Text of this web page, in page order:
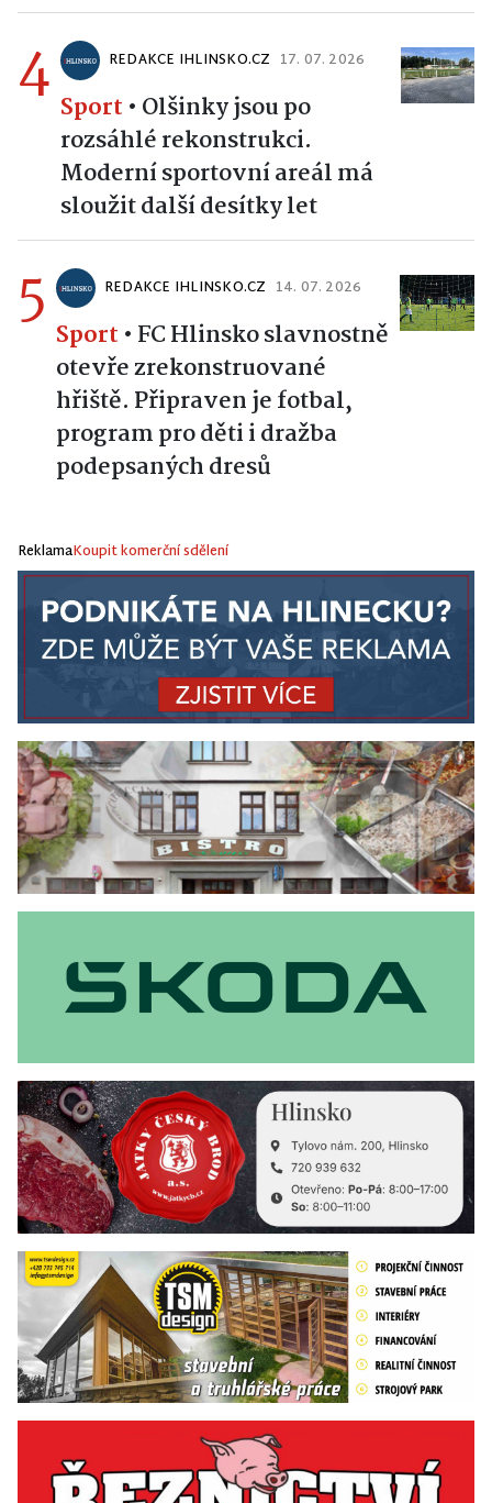
4 REDAKCE IHLINSKO.CZ 17. 07. 2026
Sport • Olšinky jsou po
rozsáhlé rekonstrukci.
Moderní sportovní areál má
sloužit další desítky let
5 REDAKCE IHLINSKO.CZ 14. 07. 2026
Sport • FC Hlinsko slavnostně
otevře zrekonstruované
hřiště. Připraven je fotbal,
program pro děti i dražba
podepsaných dresů
ReklamaKoupit komerční sdělení